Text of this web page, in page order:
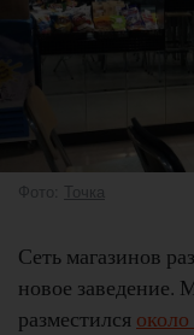
Фото: Точка
Сеть магазинов
новое заведение.
разместился